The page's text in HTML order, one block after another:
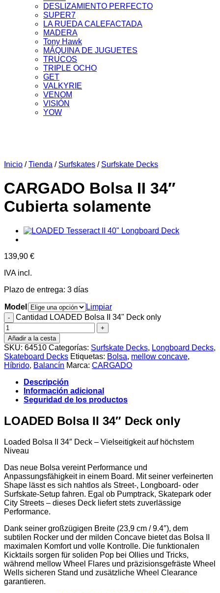
DESLIZAMIENTO PERFECTO
SUPER7
LA RUEDA CALEFACTADA
MADERA
Tony Hawk
MÁQUINA DE JUGUETES
TRUCOS
TRIPLE OCHO
GET
VALKYRIE
VENOM
VISIÓN
YOW
Inicio / Tienda / Surfskates / Surfskate Decks
CARGADO Bolsa II 34″
Cubierta solamente
139,90 €
IVA incl.
Plazo de entrega: 3 días
Model
Limpiar
Cantidad LOADED Bolsa II 34" Deck only
Añadir a la cesta
SKU: 64510 Categorías: Surfskate Decks, Longboard Decks,
Skateboard Decks Etiquetas: Bolsa, mellow concave,
Híbrido, Balancín Marca: CARGADO
Descripción
Información adicional
Seguridad de los productos
LOADED Bolsa II 34″ Deck only
Loaded Bolsa II 34″ Deck – Vielseitigkeit auf höchstem
Niveau
Das neue Bolsa vereint Performance und
Anpassungsfähigkeit in einem Board. Mit seiner verfeinerten
Shape lässt es sich nahtlos als Street-, Longboard- oder
Surfskate-Setup fahren. Egal ob Pumptrack, Skatepark oder
City Streets – dieses Deck liefert stets zuverlässige
Performance.
Dank seiner großzügigen Breite (23,9 cm / 9.4″), dem
subtilen Rocker und der milden Concave bietet das Bolsa II
maximalen Komfort und volle Kontrolle. Die funktionalen
Kicktails sorgen für soliden Pop bei Ollies und Tricks,
während mellow Wheel Flares und präzisionsgefräste Wheel
Wells sicheren Stand und zusätzliche Wheel Clearance
garantieren.